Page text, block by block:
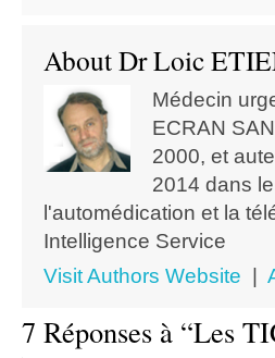
About Dr Loic
Médecin
ECRAN
2000, et
2014 dans
l'automédication et la
Intelligence Service
Visit Authors Website |
7 Réponses à “Les